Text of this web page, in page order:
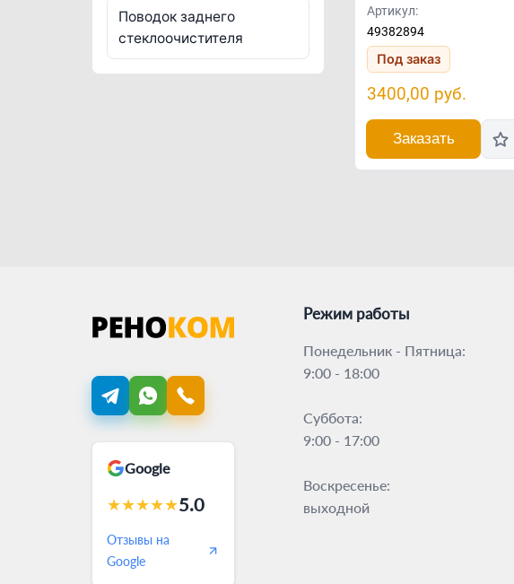
Поводок заднего
стеклоочистителя
Артикул:
49382894
Под заказ
3400,00 руб.
Заказать
Google
★★★★★5.0
Отзывы на
Google
Режим работы
Понедельник - Пятница:
9:00 - 18:00
Суббота:
9:00 - 17:00
Воскресенье:
выходной